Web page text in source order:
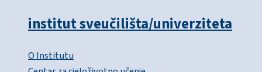
institut sveučilišta/univerziteta
O Institutu